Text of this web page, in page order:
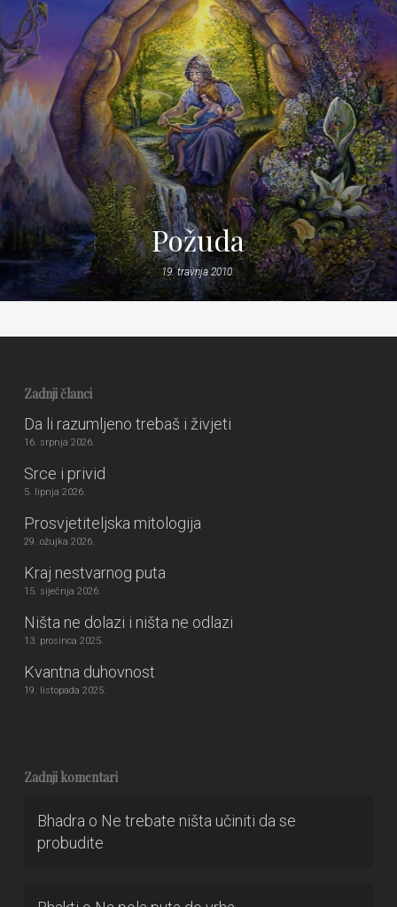
Požuda
19. travnja 2010.
Zadnji članci
Da li razumljeno trebaš i živjeti
16. srpnja 2026.
Srce i privid
5. lipnja 2026.
Prosvjetiteljska mitologija
29. ožujka 2026.
Kraj nestvarnog puta
15. siječnja 2026.
Ništa ne dolazi i ništa ne odlazi
13. prosinca 2025.
Kvantna duhovnost
19. listopada 2025.
Zadnji komentari
Bhadra o Ne trebate ništa učiniti da se
probudite